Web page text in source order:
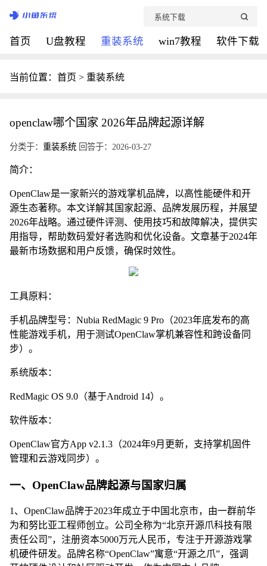
首页 U盘教程 重装系统 win7教程 软件下载
当前位置： 首页 > 重装系统
openclaw哪个国家 2026年品牌起源详解
分类于： 重装系统 回答于：2026-03-27
简介：
OpenClaw是一家新兴的游戏掌机品牌，以高性能硬件和开
源生态著称。本文详解其国家起源、品牌发展历程，并展望
2026年战略。通过硬件评测、使用技巧和故障解决，提供实
用指导，帮助数码爱好者选购和优化设备。文章基于2024年
最新市场数据和用户反馈，确保时效性。
工具原料：
手机品牌型号：Nubia RedMagic 9 Pro（2023年底发布的高
性能游戏手机，用于测试OpenClaw掌机兼容性和跨设备同
步）。
系统版本：
RedMagic OS 9.0（基于Android 14）。
软件版本：
OpenClaw官方App v2.1.3（2024年9月更新，支持掌机固件
管理和云游戏同步）。
一、OpenClaw品牌起源与国家归属
1、OpenClaw品牌于2023年成立于中国北京市，由一群前华
为和努比亚工程师创立。公司全称为“北京开源爪科技有限
责任公司”，注册资本5000万元人民币，专注于开源游戏掌
机硬件研发。品牌名称“OpenClaw”寓意“开源之爪”，强调